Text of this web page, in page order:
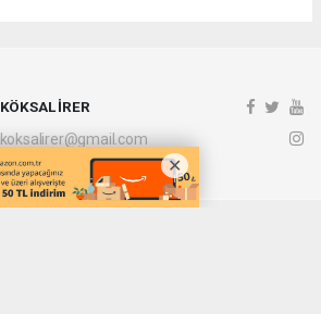
KÖKSAL İRER
koksalirer@gmail.com